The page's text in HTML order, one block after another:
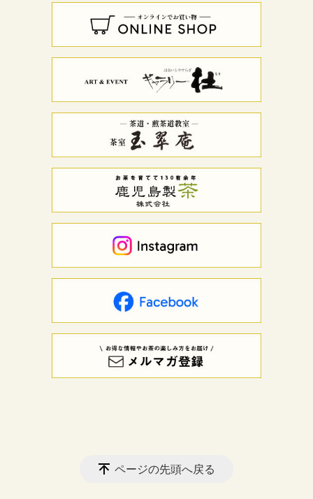
ページの先頭へ戻る